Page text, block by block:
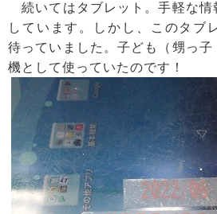
続いてはタブレット。手軽な情
しています。しかし、このタブ
待っていました。子ども（甥っ子
機として使っていたのです！